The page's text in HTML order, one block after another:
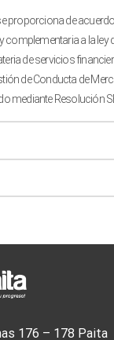
proporciona de
complementaria a la
de servicios
de Conducta de
mediante Resolución
176 – 178 Paita